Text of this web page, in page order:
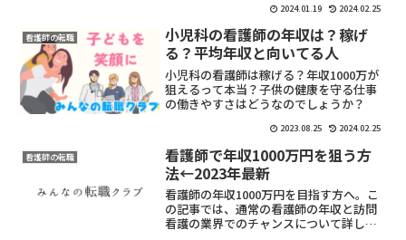
んな業界が向いてるか知りたい人に特に
おすすめです。
2024.01.19 2024.02.25
看護師の転職
小児科の看護師の年収は？稼げ
る？平均年収と向いてる人
小児科の看護師は稼げる？年収1000万が
狙えるって本当？子供の健康を守る仕事
の働きやすさはどうなのでしょうか？
2023.08.25 2024.02.25
看護師の転職
看護師で年収1000万円を狙う方
法←2023年最新
看護師の年収1000万円を目指す方へ。こ
の記事では、通常の看護師の年収と訪問
看護の業界でのチャンスについて詳しく